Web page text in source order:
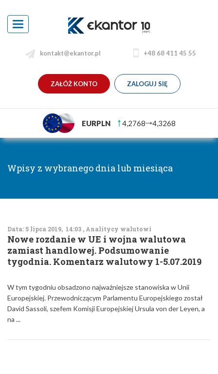
Toggle
navigation
kontakt@ekantor.pl +48 68 411 45 55
ZAŁÓŻ KONTO ZALOGUJ SIĘ
EURPLN 4,2768 4,3268
Wpisy z wybranego dnia lub miesiąca
Data: 5 lipca 2019, 14:03 , Analitycy walutowi
Nowe rozdanie w UE i wojna walutowa
zamiast handlowej. Podsumowanie
tygodnia. Komentarz walutowy 1-5.07.2019
W tym tygodniu obsadzono najważniejsze stanowiska w Unii
Europejskiej. Przewodniczącym Parlamentu Europejskiego został
David Sassoli, szefem Komisji Europejskiej Ursula von der Leyen, a
na ...